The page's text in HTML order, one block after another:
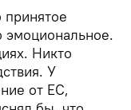
Никто
У
от ЕС,